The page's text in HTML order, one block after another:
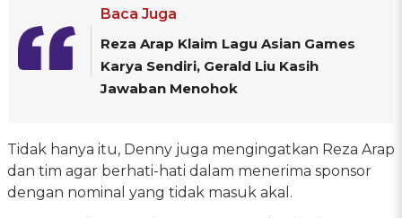
Baca Juga
Reza Arap Klaim Lagu Asian Games
Karya Sendiri, Gerald Liu Kasih
Jawaban Menohok
Tidak hanya itu, Denny juga mengingatkan Reza Arap
dan tim agar berhati-hati dalam menerima sponsor
dengan nominal yang tidak masuk akal.